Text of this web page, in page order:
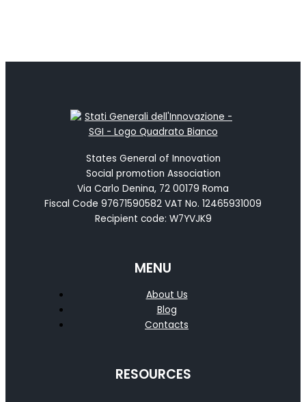
States General of Innovation
Social promotion Association
Via Carlo Denina, 72 00179 Roma
Fiscal Code 97671590582 VAT No. 12465931009
Recipient code: W7YVJK9
MENU
About Us
Blog
Contacts
RESOURCES